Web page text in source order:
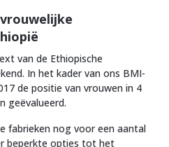
van de Ethiopische
In het kader van ons BMI-
de positie van vrouwen in 4
geëvalueerd.
fabrieken nog voor een aantal
beperkte opties tot het